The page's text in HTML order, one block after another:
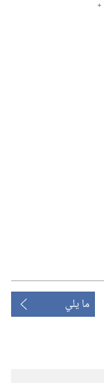
+
ما يلي